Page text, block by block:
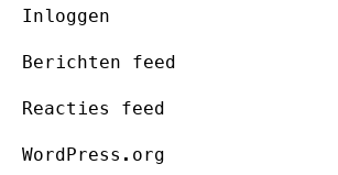
Inloggen
Berichten feed
Reacties feed
WordPress.org